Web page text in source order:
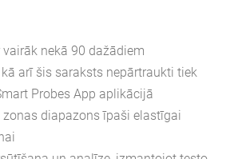
vairāk nekā 90 dažādiem
arī šis saraksts nepārtraukti tiek
Probes App aplikācijā
diapazons īpaši elastīgai